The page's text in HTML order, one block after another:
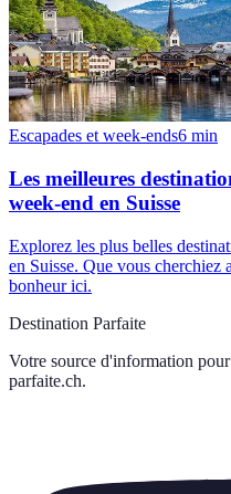
Escapades et week-ends6 min
Les meilleures
week-end en Suisse
Explorez les plus belles
en Suisse. Que vous cherchiez
bonheur ici.
Destination Parfaite
Votre source d'information
parfaite.ch.